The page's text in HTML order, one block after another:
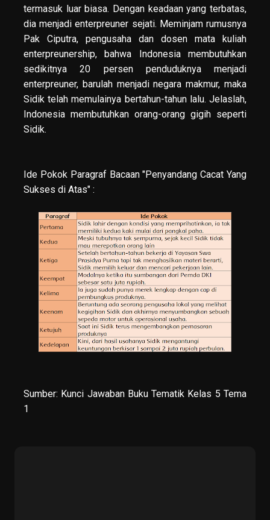
termasuk luar biasa. Dengan keadaan yang terbatas,
dia menjadi enterpreuner sejati. Meminjam rumusnya
Pak Ciputra, pengusaha dan dosen mata kuliah
enterpreunership, bahwa Indonesia membutuhkan
sedikitnya 20 persen penduduknya menjadi
enterpreuner, barulah menjadi negara makmur, maka
Sidik telah memulainya bertahun-tahun lalu. Jelaslah,
Indonesia membutuhkan orang-orang gigih seperti
Sidik.
Ide Pokok Paragraf Bacaan "Penyandang Cacat Yang
Sukses di Atas" :
Sumber: Kunci Jawaban Buku Tematik Kelas 5 Tema
1